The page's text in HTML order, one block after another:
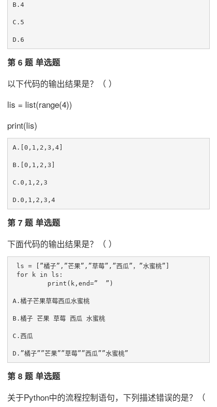
B.4
C.5
第 6 题 单选题
以下代码的输出结果是？（ ）
lis = list(range(4))
print(lis)
A.[0,1,2,3,4]
B.[0,1,2,3]
C.0,1,2,3
D.0,1,2,3,4
第 7 题 单选题
下面代码的输出结果是？（ ）
A.橘子芒果草莓西瓜水蜜桃
B.橘子 芒果 草莓 西瓜 水蜜桃
C.西瓜
第 8 题 单选题
关于Python中的流程控制语句，下列描述错误的是？（